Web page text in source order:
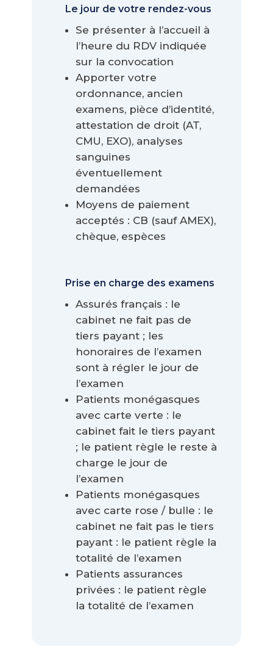
Le jour de votre rendez-vous
Se présenter à l’accueil à
l’heure du RDV indiquée
sur la convocation
Apporter votre
ordonnance, ancien
examens, pièce d’identité,
attestation de droit (AT,
CMU, EXO), analyses
sanguines
éventuellement
demandées
Moyens de paiement
acceptés : CB (sauf AMEX),
chèque, espèces
Prise en charge des examens
Assurés français : le
cabinet ne fait pas de
tiers payant ; les
honoraires de l’examen
sont à régler le jour de
l’examen
Patients monégasques
avec carte verte : le
cabinet fait le tiers payant
; le patient règle le reste à
charge le jour de
l’examen
Patients monégasques
avec carte rose / bulle : le
cabinet ne fait pas le tiers
payant : le patient règle la
totalité de l’examen
Patients assurances
privées : le patient règle
la totalité de l’examen